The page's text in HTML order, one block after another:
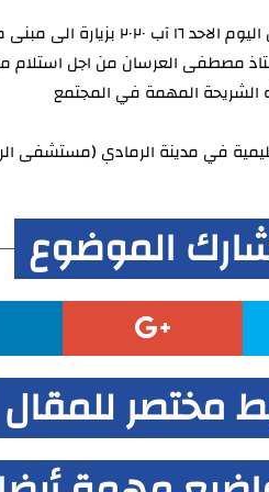
محافظة الانبار
مصطفى العرسان من اجل استلام
الشريحة المهمة في المجتمع
في مدينة الرمادي
الموضوع
مختصر للمقال